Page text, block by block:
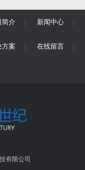
简介 新闻中心
方案 在线留言
有限公司